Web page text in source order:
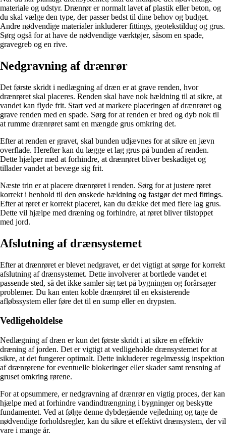
materiale og udstyr. Drænrør er normalt lavet af plastik eller beton, og
du skal vælge den type, der passer bedst til dine behov og budget.
Andre nødvendige materialer inkluderer fittings, geotekstildug og grus.
Sørg også for at have de nødvendige værktøjer, såsom en spade,
gravegreb og en rive.
Nedgravning af drænrør
Det første skridt i nedlægning af dræn er at grave renden, hvor
drænrøret skal placeres. Renden skal have nok hældning til at sikre, at
vandet kan flyde frit. Start ved at markere placeringen af drænrøret og
grave renden med en spade. Sørg for at renden er bred og dyb nok til
at rumme drænrøret samt en mængde grus omkring det.
Efter at renden er gravet, skal bunden udjævnes for at sikre en jævn
overflade. Herefter kan du lægge et lag grus på bunden af renden.
Dette hjælper med at forhindre, at drænrøret bliver beskadiget og
tillader vandet at bevæge sig frit.
Næste trin er at placere drænrøret i renden. Sørg for at justere røret
korrekt i henhold til den ønskede hældning og fastgør det med fittings.
Efter at røret er korrekt placeret, kan du dække det med flere lag grus.
Dette vil hjælpe med dræning og forhindre, at røret bliver tilstoppet
med jord.
Afslutning af drænsystemet
Efter at drænrøret er blevet nedgravet, er det vigtigt at sørge for korrekt
afslutning af drænsystemet. Dette involverer at bortlede vandet et
passende sted, så det ikke samler sig tæt på bygningen og forårsager
problemer. Du kan enten koble drænrøret til en eksisterende
afløbssystem eller føre det til en sump eller en drypsten.
Vedligeholdelse
Nedlægning af dræn er kun det første skridt i at sikre en effektiv
dræning af jorden. Det er vigtigt at vedligeholde drænsystemet for at
sikre, at det fungerer optimalt. Dette inkluderer regelmæssig inspektion
af drænrørene for eventuelle blokeringer eller skader samt rensning af
gruset omkring rørene.
For at opsummere, er nedgravning af drænrør en vigtig proces, der kan
hjælpe med at forhindre vandindtrængning i bygninger og beskytte
fundamentet. Ved at følge denne dybdegående vejledning og tage de
nødvendige forholdsregler, kan du sikre et effektivt drænsystem, der vil
vare i mange år.